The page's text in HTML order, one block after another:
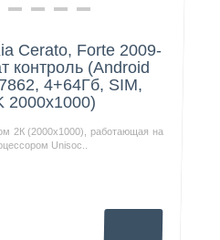
дешевле?
Cerato, Forte 2009-
контроль (Android
4+64Гб, SIM,
2000x1000)
2К (2000х1000), работающая на
Unisoc..